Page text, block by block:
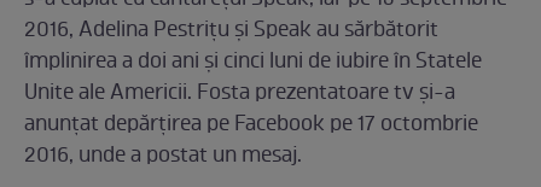
2016, Adelina Pestriţu şi Speak au sărbătorit
împlinirea a doi ani şi cinci luni de iubire în Statele
Unite ale Americii. Fosta prezentatoare tv şi-a
anunţat depărţirea pe Facebook pe 17 octombrie
2016, unde a postat un mesaj.